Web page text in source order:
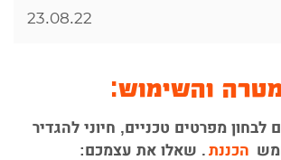
23.08.22
והשימוש:
לבחון מפרטים טכניים, חיוני להגדיר
הכננת . שאלו את עצמכם: